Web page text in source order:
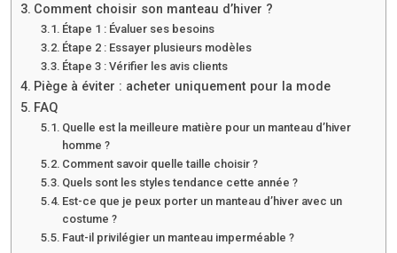
Comment choisir son manteau d’hiver ?
Étape 1 : Évaluer ses besoins
Étape 2 : Essayer plusieurs modèles
Étape 3 : Vérifier les avis clients
Piège à éviter : acheter uniquement pour la mode
FAQ
Quelle est la meilleure matière pour un manteau d’hiver
homme ?
Comment savoir quelle taille choisir ?
Quels sont les styles tendance cette année ?
Est-ce que je peux porter un manteau d’hiver avec un
costume ?
Faut-il privilégier un manteau imperméable ?